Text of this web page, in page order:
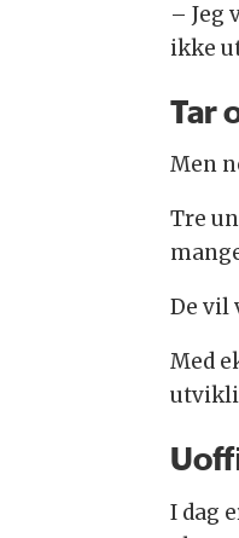
– Jeg
ikke
Tar
Men
Tre
De vil
Med
I dag